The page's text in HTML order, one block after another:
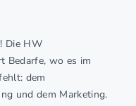
Die HW
Bedarfe, wo es im
dem
und dem Marketing.